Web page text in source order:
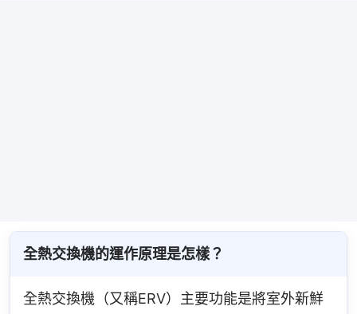
全熱交換機的運作原理是怎樣？
全熱交換機（又稱ERV）主要功能是將室外新鮮